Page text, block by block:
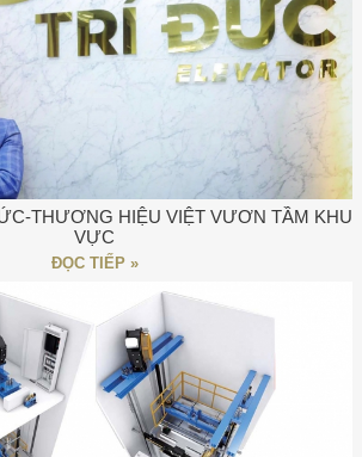
THƯƠNG HIỆU VIỆT VƯƠN TẦM KHU
VỰC
ĐỌC TIẾP »